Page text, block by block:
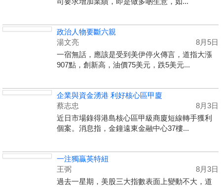
政治人物要斷六親
湯文亮
8月5日
一宿無話，應該是受到美伊停火傳言，道指大漲
907點，創新高，油價75美元，跌5美元...
企業與資金湧港 利好核心區甲廈
蔡志忠
8月3日
近日市場錄得港島核心區甲級商廈短線轉手獲利
個案。消息指，金鐘遠東金融中心37樓...
一注獨贏英特紐
王弼
8月3日
過去一星期，美股三大指數表面上變動不大，道